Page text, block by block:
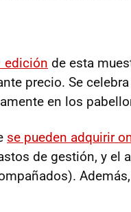
edición de esta
precio. Se
en los
se pueden adquirir
de gestión, y el